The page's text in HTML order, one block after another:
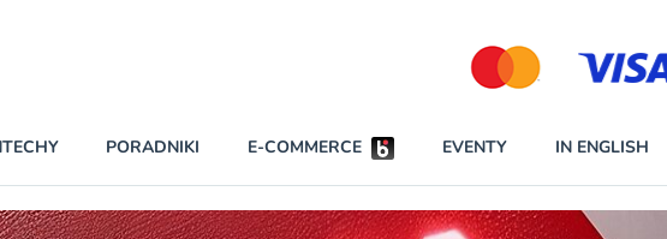
BEZPIECZEŃSTWO
NAJCZĘŚCIEJ CZYTANE
PORADNIKI E-COMMERCE EVENTY IN ENGLISH